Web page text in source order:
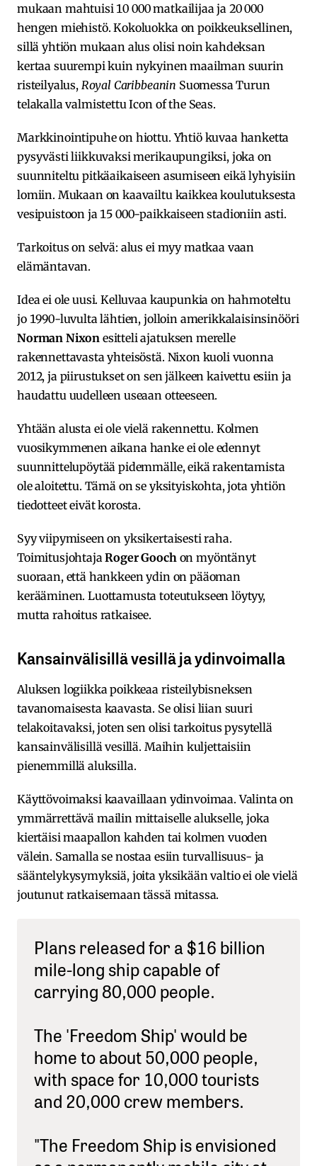
mukaan mahtuisi 10 000 matkailijaa ja 20 000
hengen miehistö. Kokoluokka on poikkeuksellinen,
sillä yhtiön mukaan alus olisi noin kahdeksan
kertaa suurempi kuin nykyinen maailman suurin
risteilyalus, Royal Caribbeanin Suomessa Turun
telakalla valmistettu Icon of the Seas.
Markkinointipuhe on hiottu. Yhtiö kuvaa hanketta
pysyvästi liikkuvaksi merikaupungiksi, joka on
suunniteltu pitkäaikaiseen asumiseen eikä lyhyisiin
lomiin. Mukaan on kaavailtu kaikkea koulutuksesta
vesipuistoon ja 15 000-paikkaiseen stadioniin asti.
Tarkoitus on selvä: alus ei myy matkaa vaan
elämäntavan.
Idea ei ole uusi. Kelluvaa kaupunkia on hahmoteltu
jo 1990-luvulta lähtien, jolloin amerikkalaisinsinööri
Norman Nixon esitteli ajatuksen merelle
rakennettavasta yhteisöstä. Nixon kuoli vuonna
2012, ja piirustukset on sen jälkeen kaivettu esiin ja
haudattu uudelleen useaan otteeseen.
Yhtään alusta ei ole vielä rakennettu. Kolmen
vuosikymmenen aikana hanke ei ole edennyt
suunnittelupöytää pidemmälle, eikä rakentamista
ole aloitettu. Tämä on se yksityiskohta, jota yhtiön
tiedotteet eivät korosta.
Syy viipymiseen on yksikertaisesti raha.
ToimitusjohtajaRoger Gooch on myöntänyt
suoraan, että hankkeen ydin on pääoman
kerääminen. Luottamusta toteutukseen löytyy,
mutta rahoitus ratkaisee.
Kansainvälisillä vesillä ja ydinvoimalla
Aluksen logiikka poikkeaa risteilybisneksen
tavanomaisesta kaavasta. Se olisi liian suuri
telakoitavaksi, joten sen olisi tarkoitus pysytellä
kansainvälisillä vesillä. Maihin kuljettaisiin
pienemmillä aluksilla.
Käyttövoimaksi kaavaillaan ydinvoimaa. Valinta on
ymmärrettävä mailin mittaiselle alukselle, joka
kiertäisi maapallon kahden tai kolmen vuoden
välein. Samalla se nostaa esiin turvallisuus- ja
sääntelykysymyksiä, joita yksikään valtio ei ole vielä
joutunut ratkaisemaan tässä mitassa.
Plans released for a $16 billion
mile-long ship capable of
carrying 80,000 people.
The 'Freedom Ship' would be
home to about 50,000 people,
with space for 10,000 tourists
and 20,000 crew members.
"The Freedom Ship is envisioned